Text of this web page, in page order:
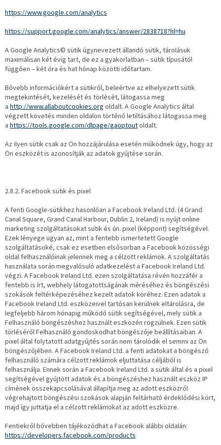
https://www.google.com/analytics
https://support.google.com/analytics/answer/2838718?hl=hu
A Google Analytics© sütik úgynevezett állandó sütik, tárolásuk
maximálisan két évig tart, de ez a gyakorlatban – sütik típusától
függően – két óra és hat hónap közötti időtartam.
Bővebb információkért a sütikről, beleértve az elhelyezett sütik
megtekintését, kezelését és törlését, látogassa meg
a http://www.allaboutcookies.org oldalt. A Google Analytics által
végzett követés minden oldalon történő letiltásához látogassa meg
a https://tools.google.com/dlpage/gaoptoutoldalt.
Az ilyen sütik csak az Ön hozzájárulása esetén működnek úgy, hogy az
Ön eszközét is azonosítják az adatok gyűjtése során.
2.8.2. Facebook sütik és pixel
A fenti Google-sütikhez hasonlóan a Facebook Ireland Ltd. (4 Grand
Canal Square, Grand Canal Harbour, Dublin 2, Ireland) is nyújt online
marketing szolgáltatásokat sütik és ún. pixel (képpont) segítségével.
Ezek lényege ugyan az, mint a fentebb ismertetett Google
szolgáltatásoké, csak ez esetben elsősorban a Facebook közösségi
oldal felhasználóinak jelennek meg a célzott reklámok. A szolgáltatás
használata során megvalósuló adatkezelést a Facebook Ireland Ltd.
végzi. A Facebook Ireland Ltd. ezen szolgáltatása révén hozzáfér a
fentebb is írt, webhely látogatottságának méréséhez és böngészési
szokások feltérképezéséhez kezelt adatok köréhez. Ezen adatok a
Facebook Ireland Ltd. eszközeivel tartósan kerülnek eltárolásra, de
legfeljebb három hónapig működő sütik segítségével, mely sütik a
Felhasználó böngészéshez használt eszközén rögzülnek. Ezen sütik
törléséről Felhasználó gondoskodhat böngészője beállításaiban. A
pixel által folytatott adatgyűjtés során nem tárolódik el semmi az Ön
böngészőjében. A Facebook Ireland Ltd. a fenti adatokat a böngésző
felhasználó számára célzott reklámok eljuttatása céljából is
felhasználja. Ennek során a Facebook Ireland Ltd. a sütik által és a pixel
segítségével gyűjtött adatok és a böngészéshez használt eszköz IP
címének összekapcsolásával állapítja meg az adott eszközről
végrehajtott böngészési szokások alapján feltárható érdeklődési kört,
majd így juttatja el a célzott reklámokat az adott eszközre.
Fentiekről bővebben tájékozódhat a Facebook alábbi oldalán:
https://developers.facebook.com/products